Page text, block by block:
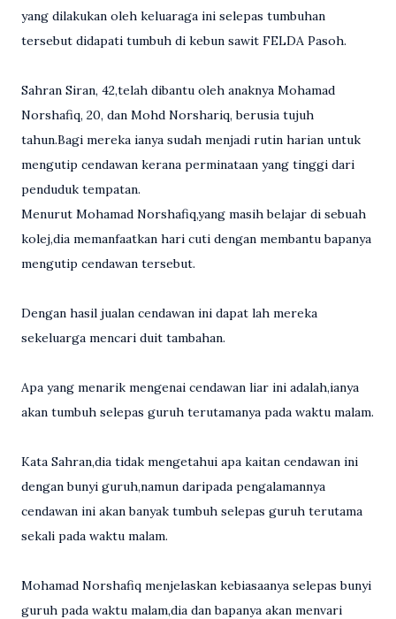
yang dilakukan oleh keluaraga ini selepas tumbuhan
tersebut didapati tumbuh di kebun sawit FELDA Pasoh.
Sahran Siran, 42,telah dibantu oleh anaknya Mohamad
Norshafiq, 20, dan Mohd Norshariq, berusia tujuh
tahun.Bagi mereka ianya sudah menjadi rutin harian untuk
mengutip cendawan kerana perminataan yang tinggi dari
penduduk tempatan.
Menurut Mohamad Norshafiq,yang masih belajar di sebuah
kolej,dia memanfaatkan hari cuti dengan membantu bapanya
mengutip cendawan tersebut.
Dengan hasil jualan cendawan ini dapat lah mereka
sekeluarga mencari duit tambahan.
Apa yang menarik mengenai cendawan liar ini adalah,ianya
akan tumbuh selepas guruh terutamanya pada waktu malam.
Kata Sahran,dia tidak mengetahui apa kaitan cendawan ini
dengan bunyi guruh,namun daripada pengalamannya
cendawan ini akan banyak tumbuh selepas guruh terutama
sekali pada waktu malam.
Mohamad Norshafiq menjelaskan kebiasaanya selepas bunyi
guruh pada waktu malam,dia dan bapanya akan menvari